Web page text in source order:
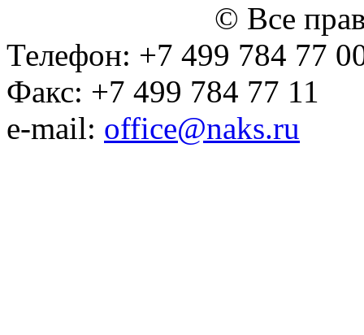
© Все
Телефон: +7 499 784 77
Факс: +7 499 784 77 11
e-mail: office@naks.ru